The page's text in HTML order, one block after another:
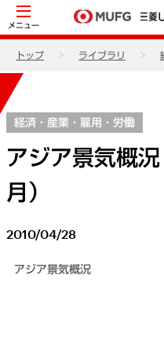
メニュー
トップ ライブラリ
経済・産業・雇用・労働
アジア景気概
月）
2010/04/28
アジア景気概況